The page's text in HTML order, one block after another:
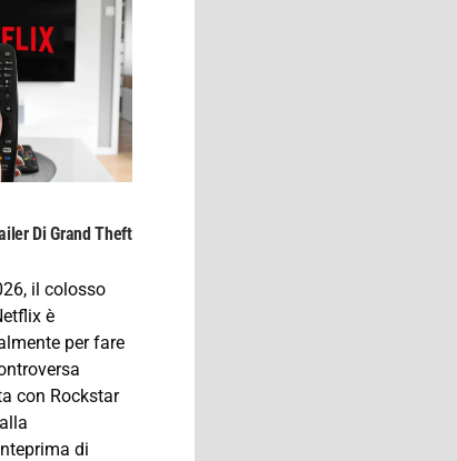
Di Grand Theft
il colosso
è
per fare
con Rockstar
di